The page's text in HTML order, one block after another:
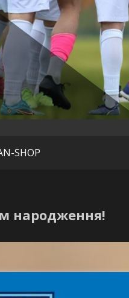
SHOP
народження!